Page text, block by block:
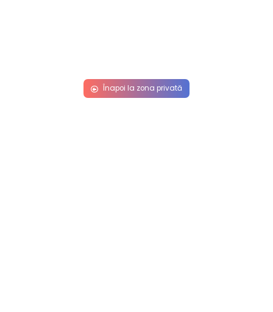
Înapoi la zona privată